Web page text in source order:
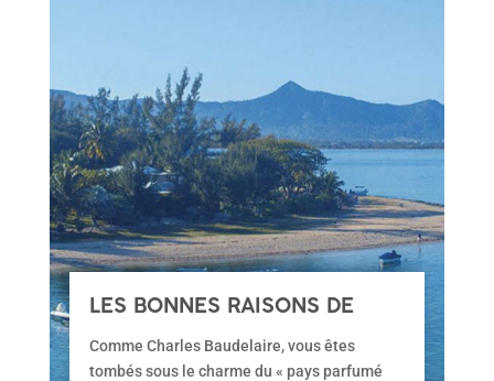
LES BONNES RAISONS DE
VOULOIR VIVRE À MAURICE
Comme Charles Baudelaire, vous êtes
tombés sous le charme du « pays parfumé